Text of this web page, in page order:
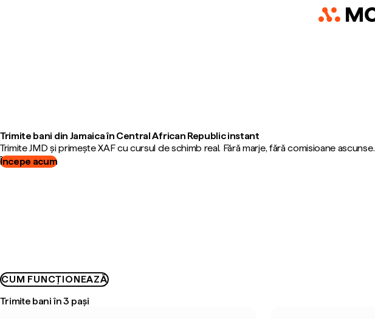
Trimite bani din Jamaica în Central African Republic instant
Trimite JMD și primește XAF cu cursul de schimb real. Fără marje, fără comisioane ascunse.
Începe acum
CUM FUNCȚIONEAZĂ
Trimite bani în 3 pași